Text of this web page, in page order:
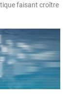
faisant croître